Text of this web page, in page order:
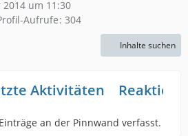
2014 um 11:30
Aufrufe 304
Inhalte suchen
Aktivitäten
an der Pinnwand verfasst.